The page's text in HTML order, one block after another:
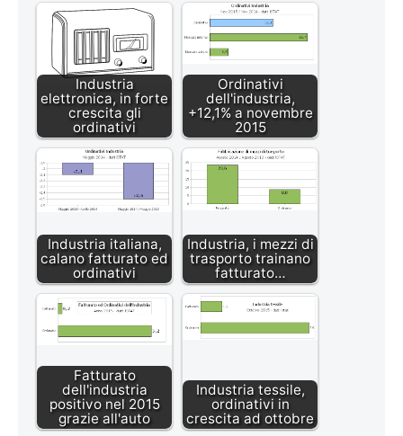
Industria
elettronica, in forte
crescita gli
ordinativi
Ordinativi
dell'industria,
+12,1% a novembre
2015
Industria italiana,
calano fatturato ed
ordinativi
Industria, i mezzi di
trasporto trainano
fatturato…
Fatturato
dell'industria
positivo nel 2015
grazie all'auto
Industria tessile,
ordinativi in
crescita ad ottobre